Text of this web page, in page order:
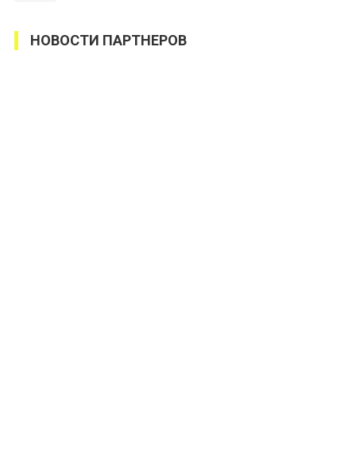
НОВОСТИ ПАРТНЕРОВ